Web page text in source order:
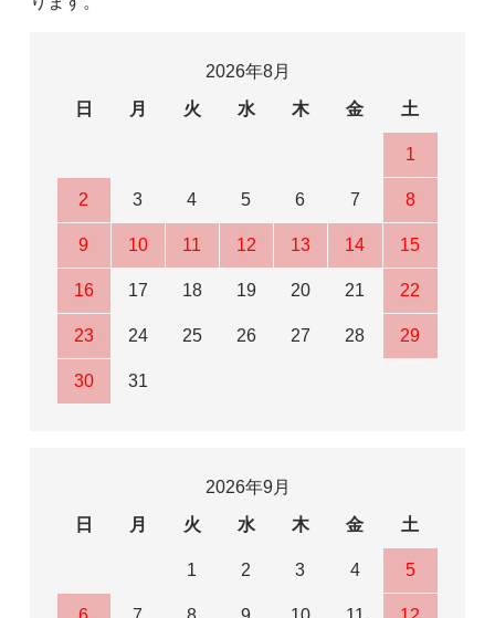
2026年8月
日
月 火 水 木 金 土
1
2 3 4 5 6 7 8
9 10 11 12 13 14 15
16 17 18 19 20 21 22
23 24 25 26 27 28 29
30 31
2026年9月
日
月 火 水 木 金 土
1 2 3 4 5